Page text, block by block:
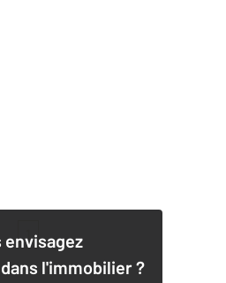
envisagez
l'immobilier ?